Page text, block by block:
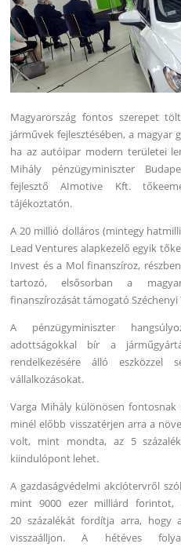
Magyarország fontos szerepet
járművek fejlesztésében, a magyar
ha az autóipar modern területei
Mihály pénzügyminiszter
fejlesztő AImotive Kft.
tájékoztatón.
A 20 millió dolláros (mintegy
Lead Ventures alapkezelő egyik
Invest és a Mol finanszíroz,
tartozó, elsősorban a
finanszírozását támogató
A pénzügyminiszter
adottságokkal bír a
rendelkezésére álló
vállalkozásokat.
Varga Mihály különösen fontosnak
minél előbb visszatérjen arra a
volt, mint mondta, az 5
kiindulópont lehet.
A gazdaságvédelmi akciótervről
mint 9000 ezer milliárd
20 százalékát fordítja arra, hogy
visszaálljon. A hétéves